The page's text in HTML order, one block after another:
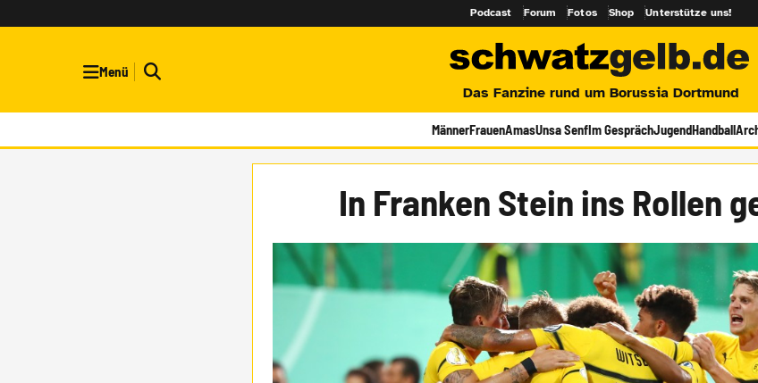
Podcast Forum Fotos Shop Unterstütze uns!
Menü
Das Fanzine rund um Borussia Dortmund
MännerFrauenAmasUnsa SenfIm GesprächJugendHandball
In Franken Stein ins Rollen